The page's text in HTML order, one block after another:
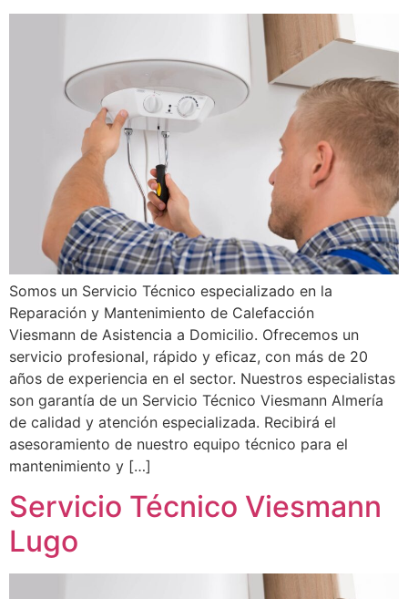
Somos un Servicio Técnico especializado en la
Reparación y Mantenimiento de Calefacción
Viesmann de Asistencia a Domicilio. Ofrecemos un
servicio profesional, rápido y eficaz, con más de 20
años de experiencia en el sector. Nuestros especialistas
son garantía de un Servicio Técnico Viesmann Almería
de calidad y atención especializada. Recibirá el
asesoramiento de nuestro equipo técnico para el
mantenimiento y […]
Servicio Técnico Viesmann
Lugo